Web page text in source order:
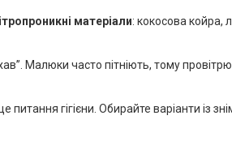
матеріали: кокосова койра,
Малюки часто пітніють, тому
питання гігієни. Обирайте варіанти із